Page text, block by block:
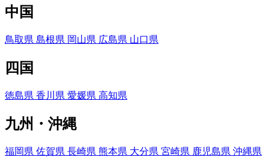
中国
鳥取県 島根県 岡山県 広島県 山口県
四国
徳島県 香川県 愛媛県 高知県
九州・沖縄
福岡県 佐賀県 長崎県 熊本県 大分県 宮崎県 鹿児島県 沖縄県